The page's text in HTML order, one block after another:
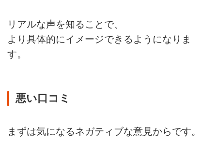
リアルな声を知ることで、
より具体的にイメージできるようになりま
す。
悪い口コミ
まずは気になるネガティブな意見からです。